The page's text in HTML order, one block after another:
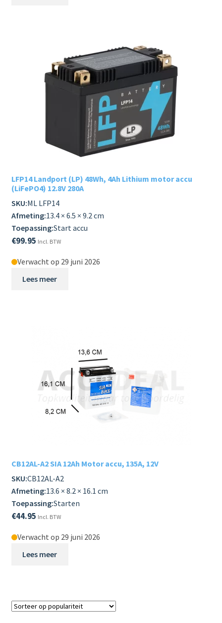
LFP14 Landport (LP) 48Wh, 4Ah Lithium motor accu
(LiFePO4) 12.8V 280A
SKU:ML LFP14
Afmeting:13.4 × 6.5 × 9.2 cm
Toepassing:Start accu
€99.95 Incl. BTW
Verwacht op 29 juni 2026
Lees meer
CB12AL-A2 SIA 12Ah Motor accu, 135A, 12V
SKU:CB12AL-A2
Afmeting:13.6 × 8.2 × 16.1 cm
Toepassing:Starten
€44.95 Incl. BTW
Verwacht op 29 juni 2026
Lees meer